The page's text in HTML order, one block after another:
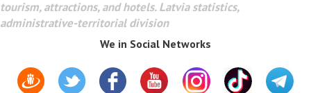
tourism, attractions, and hotels. Latvia statistics,
administrative-territorial division
We in Social Networks